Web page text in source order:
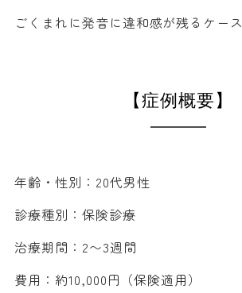
ごくまれに発音に違和感が残るケース
【症例概要】
年齢・性別：20代男性
診療種別：保険診療
治療期間：2〜3週間
費用：約10,000円（保険適用）